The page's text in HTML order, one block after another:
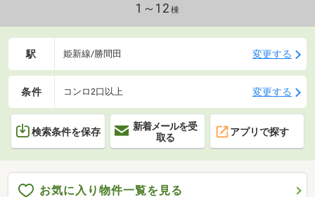
1～12 棟
駅 姫新線/勝間田 変更する
条件 コンロ2口以上 変更する
検索条件を保存
新着メールを受
取る
アプリで探す
お気に入り物件一覧を見る